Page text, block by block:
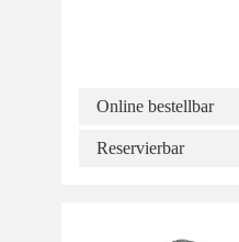
Online bestellbar
Reservierbar